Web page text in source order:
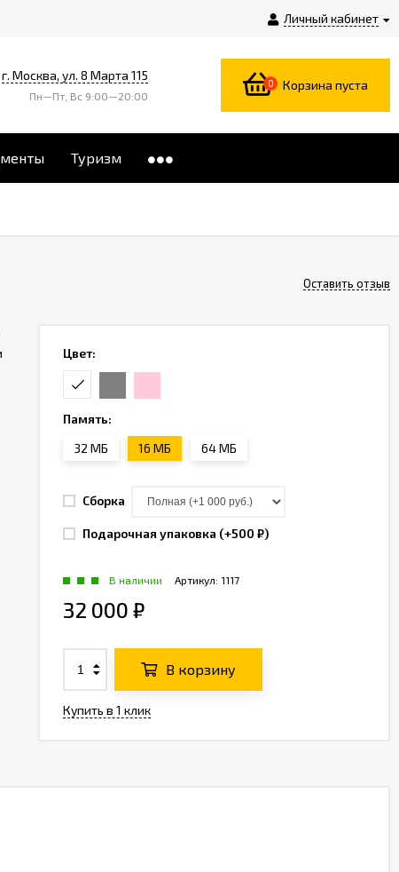
Личный кабинет
г. Москва, ул. 8 Марта 115
Пн—Пт, Вс 9:00—20:00
0 Корзина пуста
Туризм
Оставить отзыв
Цвет:
Память:
32 МБ
16 МБ 64 МБ
Сборка
Подарочная упаковка (+500 ₽)
Артикул: 1117
В наличии
32 000 ₽
В корзину
Купить в 1 клик